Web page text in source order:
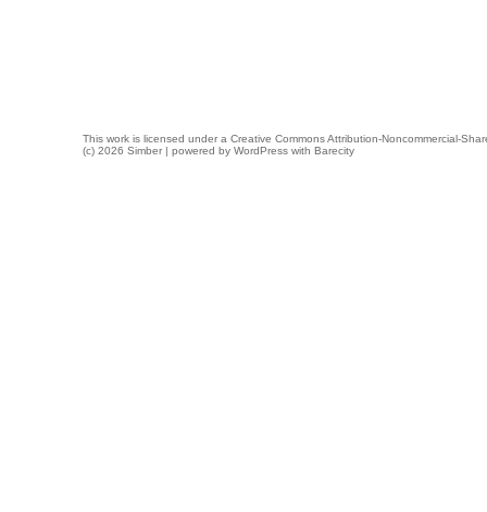
This work is licensed under a Creative Commons Attribution-Noncommercial-
(c) 2026 Simber | powered by WordPress with Barecity